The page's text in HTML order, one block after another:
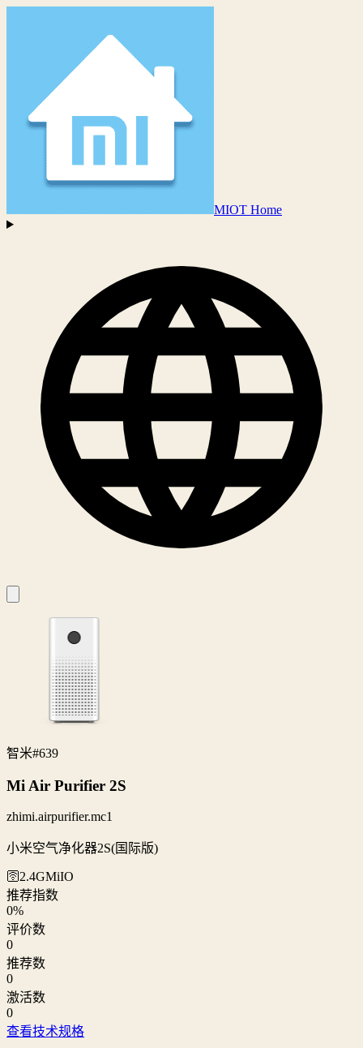
MIOT Home
智米#639
Mi Air Purifier 2S
zhimi.airpurifier.mc1
小米空气净化器2S(国际版)
🛜2.4GMiIO
推荐指数
0%
评价数
0
推荐数
0
激活数
0
查看技术规格